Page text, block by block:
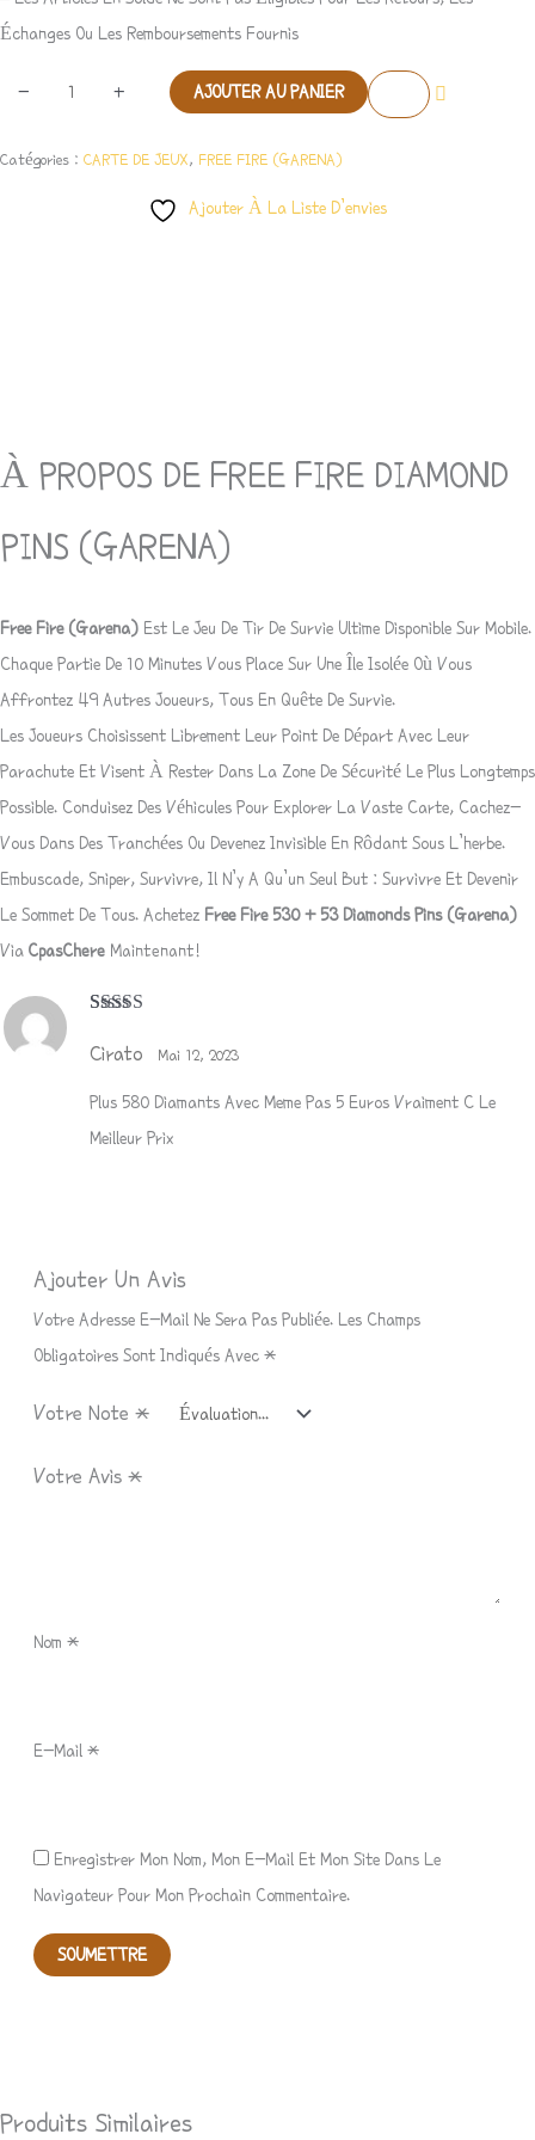
Échanges Ou Les Remboursements Fournis
- + AJOUTER AU PANIER
Catégories : CARTE DE JEUX, FREE FIRE (GARENA)
Ajouter À La Liste D’envies
À PROPOS DE FREE FIRE DIAMOND
PINS (GARENA)
Free Fire (Garena) Est Le Jeu De Tir De Survie Ultime Disponible Sur Mobile.
Chaque Partie De 10 Minutes Vous Place Sur Une Île Isolée Où Vous
Affrontez 49 Autres Joueurs, Tous En Quête De Survie.
Les Joueurs Choisissent Librement Leur Point De Départ Avec Leur
Parachute Et Visent À Rester Dans La Zone De Sécurité Le Plus Longtemps
Possible. Conduisez Des Véhicules Pour Explorer La Vaste Carte, Cachez-
Vous Dans Des Tranchées Ou Devenez Invisible En Rôdant Sous L’herbe.
Embuscade, Sniper, Survivre, Il N’y A Qu’un Seul But : Survivre Et Devenir
Le Sommet De Tous. Achetez Free Fire 530 + 53 Diamonds Pins (Garena)
Via CpaSCherE Maintenant!
5
Cirato Mai 12, 2023
Plus 580 Diamants Avec Meme Pas 5 Euros Vraiment C Le
Meilleur Prix
Ajouter Un Avis
Votre Adresse E-Mail Ne Sera Pas Publiée. Les Champs
Obligatoires Sont Indiqués Avec*
Votre Note*
Votre Avis*
Nom*
E-Mail*
Enregistrer Mon Nom, Mon E-Mail Et Mon Site Dans Le
Navigateur Pour Mon Prochain Commentaire.
Produits Similaires